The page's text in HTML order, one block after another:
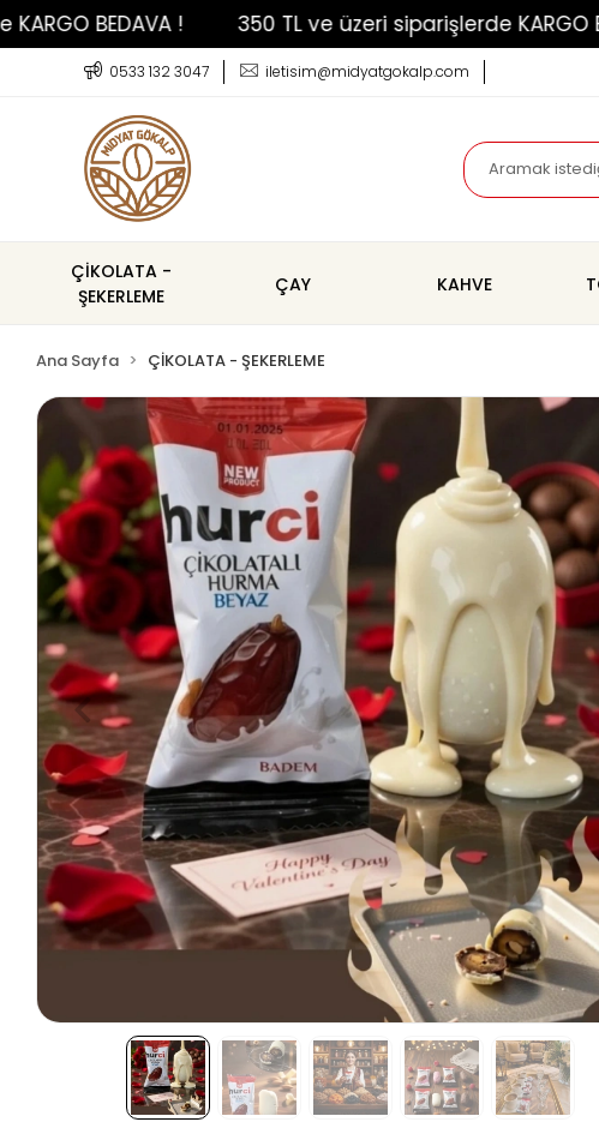
BEDAVA ! 350 TL ve üzeri siparişlerde KARGO
0533 132 3047 iletisim@midyatgokalp.com
ÇİKOLATA -
ŞEKERLEME
ÇAY KAHVE
Ana Sayfa ÇİKOLATA - ŞEKERLEME